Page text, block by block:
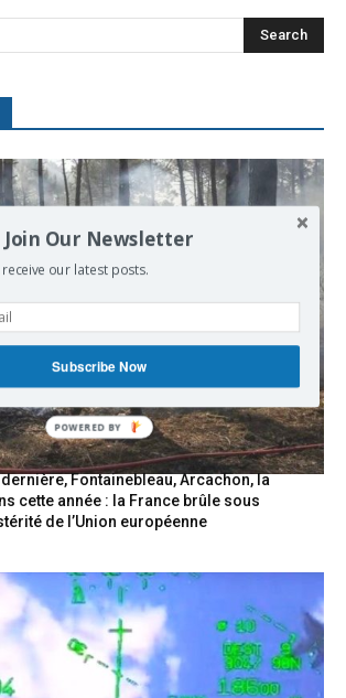
Search
Fontainebleau, Arcachon, la
cette année : la France brûle sous
de l’Union européenne
Join Our Newsletter
our latest posts.
Subscribe Now
POWERED
BY